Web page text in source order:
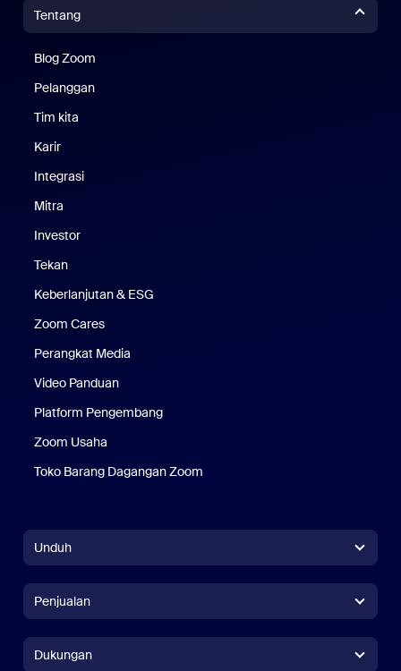
Tentang
Blog Zoom
Pelanggan
Tim kita
Karir
Integrasi
Mitra
Investor
Tekan
Keberlanjutan & ESG
Zoom Cares
Perangkat Media
Video Panduan
Platform Pengembang
Zoom Usaha
Toko Barang Dagangan Zoom
Unduh
Aplikasi Zoom RoomsAplikasi Zoom Rooms
Pengontrol Zoom Rooms
Penjualan
Dukungan
Dukungan